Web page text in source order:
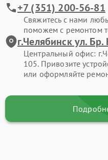
+7 (351) 200-56-81
Свяжитесь с нами
поможем с ремонтом
г.Челябинск ул.
Центральный офис:
105. Привозите
или оформляйте